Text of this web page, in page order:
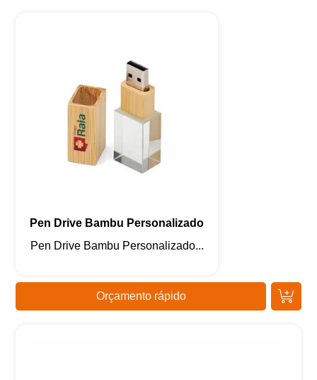
Pen Drive Bambu Personalizado
Pen Drive Bambu Personalizado...
Orçamento rápido